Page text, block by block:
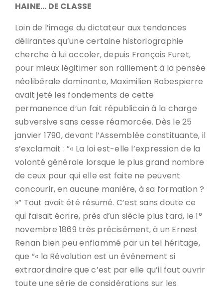
HAINE… DE CLASSE
Loin de l’image du dictateur aux tendances
délirantes qu’une certaine historiographie
cherche à lui accoler, depuis François Furet,
pour mieux légitimer son ralliement à la pensée
néolibérale dominante, Maximilien Robespierre
avait jeté les fondements de cette
permanence d’un fait républicain à la charge
subversive sans cesse réamorcée. Dès le 25
janvier 1790, devant l’Assemblée constituante, il
s’exclamait : ”« La loi est-elle l’expression de la
volonté générale lorsque le plus grand nombre
de ceux pour qui elle est faite ne peuvent
concourir, en aucune manière, à sa formation ?
»” Tout avait été résumé. C’est sans doute ce
qui faisait écrire, près d’un siècle plus tard, le 1°
novembre 1869 très précisément, à un Ernest
Renan bien peu enflammé par un tel héritage,
que ”« la Révolution est un événement si
extraordinaire que c’est par elle qu’il faut ouvrir
toute une série de considérations sur les